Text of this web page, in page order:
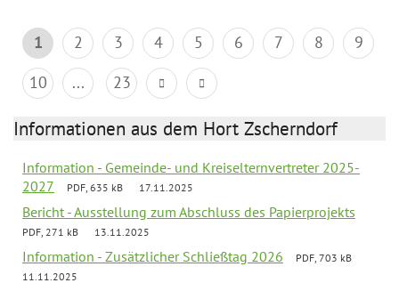
1 2 3 4 5 6 7 8
9
10
... 23
Informationen aus dem Hort Zscherndorf
Information - Gemeinde- und Kreiselternvertreter 2025-
2027
PDF, 635 kB 17.11.2025
Bericht - Ausstellung zum Abschluss des Papierprojekts
PDF, 271 kB 13.11.2025
Information - Zusätzlicher Schließtag 2026
PDF, 703 kB
11.11.2025